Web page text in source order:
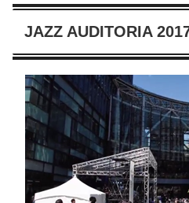
JAZZ AUDITORIA